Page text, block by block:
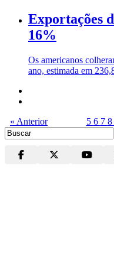
Exportações
16%
Os americanos
ano, estimada em
« Anterior 5 6 7 8